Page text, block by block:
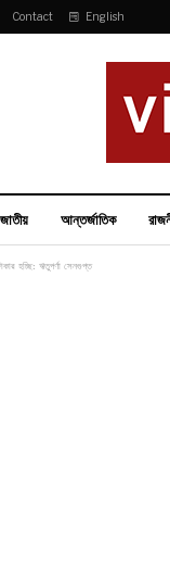
Contact English
জাতীয় আন্তর্জাতিক
হচ্ছি: ঋতুপর্ণা সেনগুপ্ত